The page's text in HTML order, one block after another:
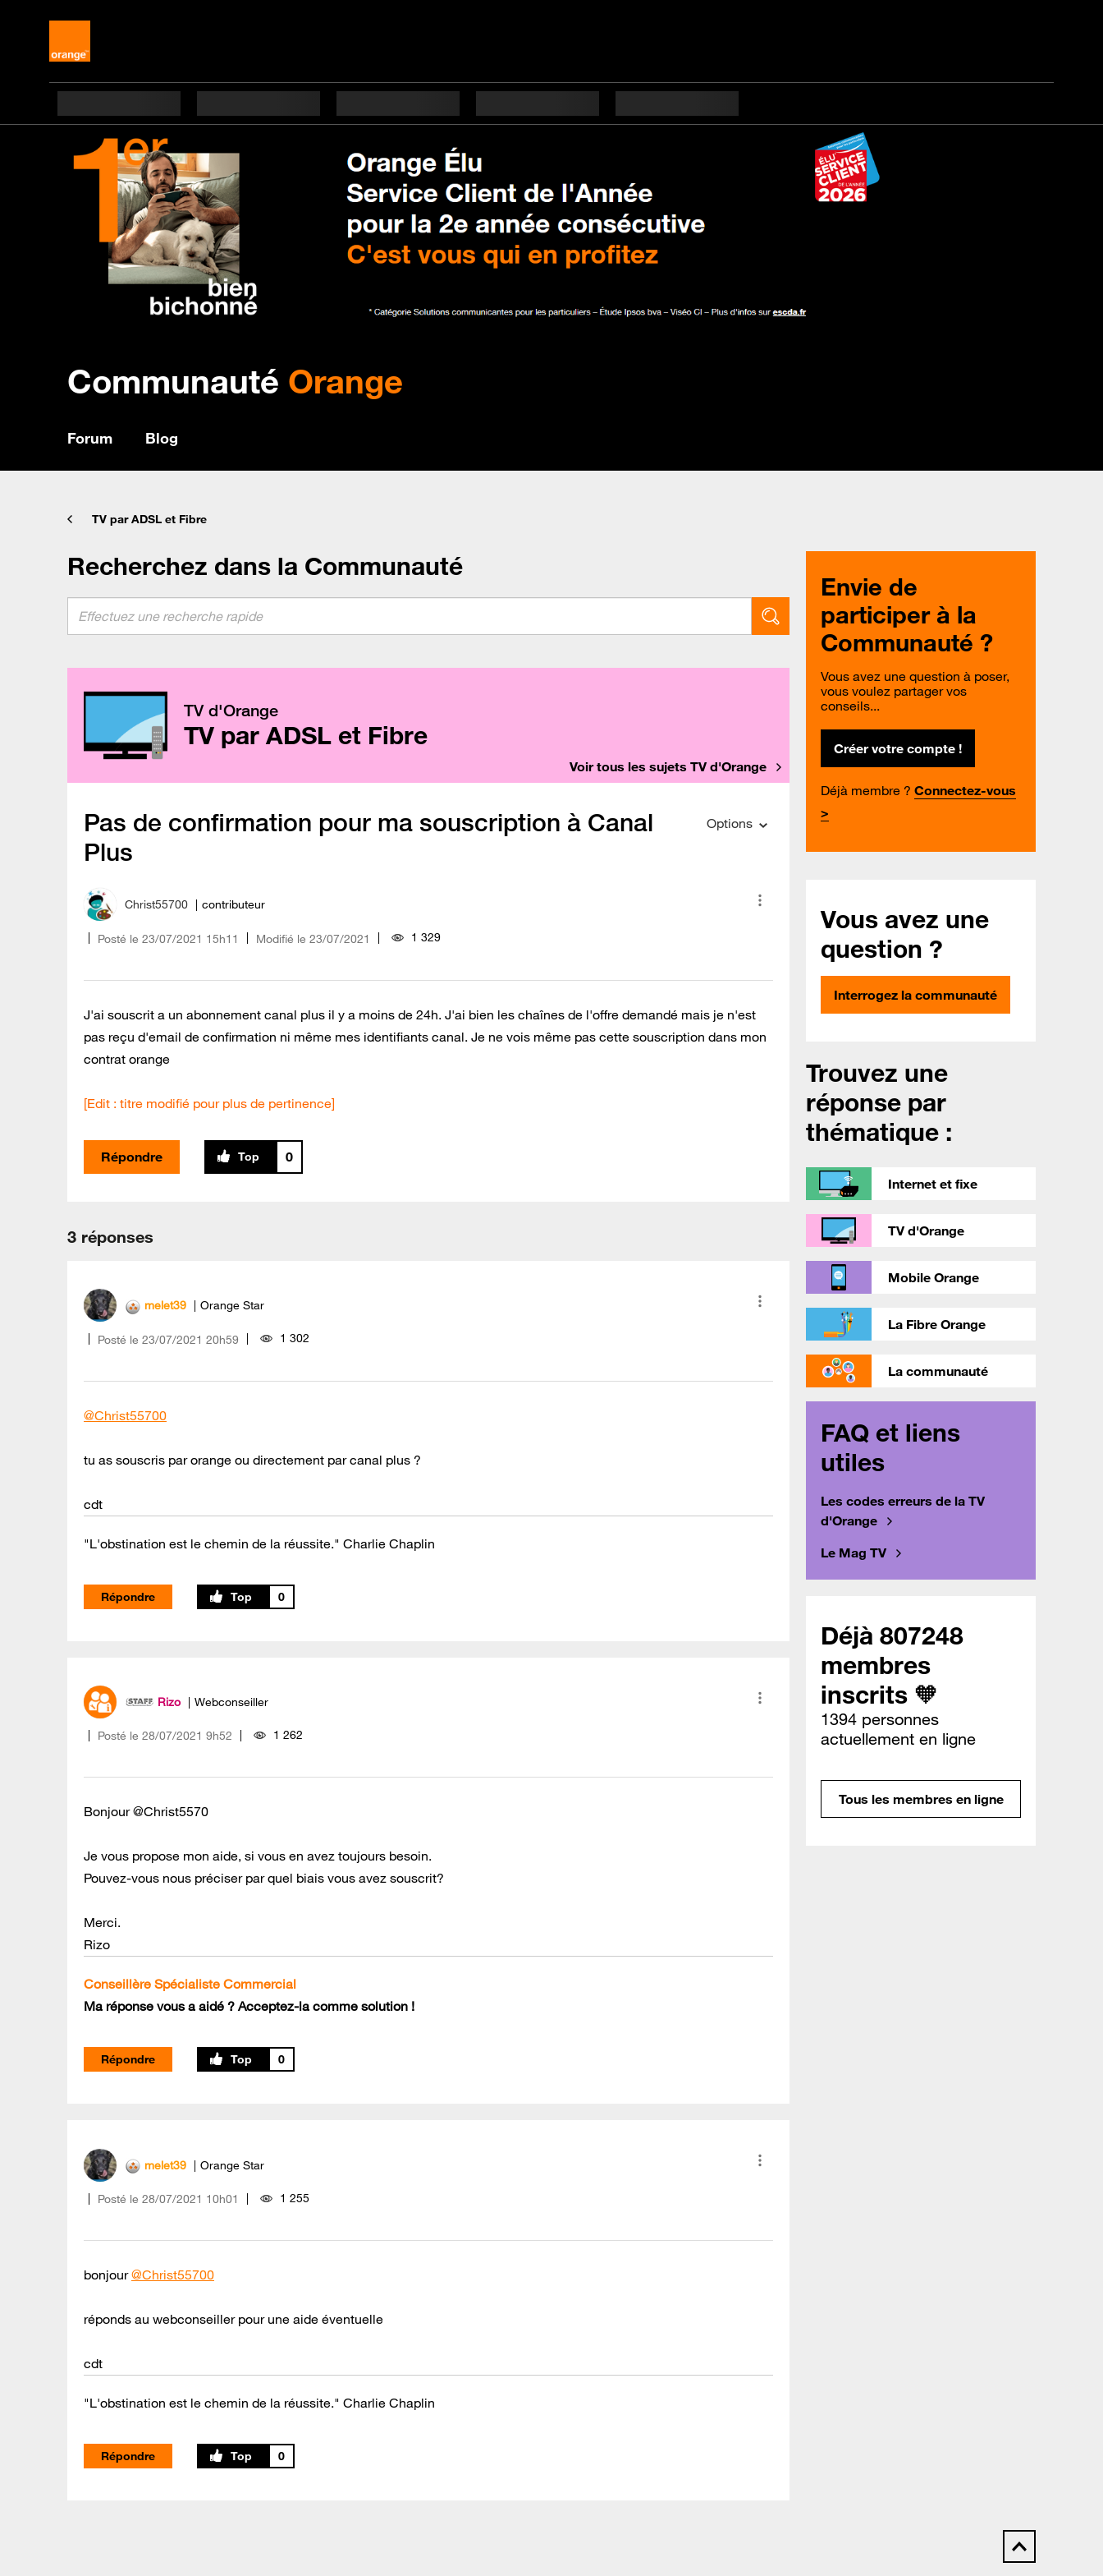
Communauté Orange
Forum Blog
TV par ADSL et Fibre
Recherchez dans la Communauté
TV d'Orange
TV par ADSL et Fibre
Voir tous les sujets TV d'Orange
Pas de confirmation pour ma souscription à Canal
Plus
Options
Christ55700 contributeur
Posté le ‎23/07/2021 15h11 Modifié le 23/07/2021 1 329
J'ai souscrit a un abonnement canal plus il y a moins de 24h. J'ai bien les chaînes de l'offre demandé mais je n'est
pas reçu d'email de confirmation ni même mes identifiants canal. Je ne vois même pas cette souscription dans mon
contrat orange
[Edit : titre modifié pour plus de pertinence]
Répondre 0
3 réponses
melet39 Orange Star
Posté le ‎23/07/2021 20h59 1 302
@Christ55700
tu as souscris par orange ou directement par canal plus ?
cdt
"L'obstination est le chemin de la réussite." Charlie Chaplin
Répondre 0
Rizo Webconseiller
Posté le ‎28/07/2021 9h52 1 262
Bonjour @Christ5570
Je vous propose mon aide, si vous en avez toujours besoin.
Pouvez-vous nous préciser par quel biais vous avez souscrit?
Merci.
Rizo
Conseillère Spécialiste Commercial
Ma réponse vous a aidé ? Acceptez-la comme solution !
Répondre 0
melet39 Orange Star
Posté le ‎28/07/2021 10h01 1 255
bonjour@Christ55700
réponds au webconseiller pour une aide éventuelle
cdt
"L'obstination est le chemin de la réussite." Charlie Chaplin
Répondre 0
Envie de
participer à la
Communauté ?
Vous avez une question à poser,
vous voulez partager vos
conseils...
Créer votre compte !
Déjà membre ? Connectez-vous
>
Vous avez une
question ?
Interrogez la communauté
Trouvez une
réponse par
thématique :
Internet et fixe
TV d'Orange
Mobile Orange
La Fibre Orange
La communauté
FAQ et liens
utiles
Les codes erreurs de la TV
d'Orange
Le Mag TV
Déjà 807248
membres
inscrits 🧡
1394 personnes
actuellement en ligne
Tous les membres en ligne